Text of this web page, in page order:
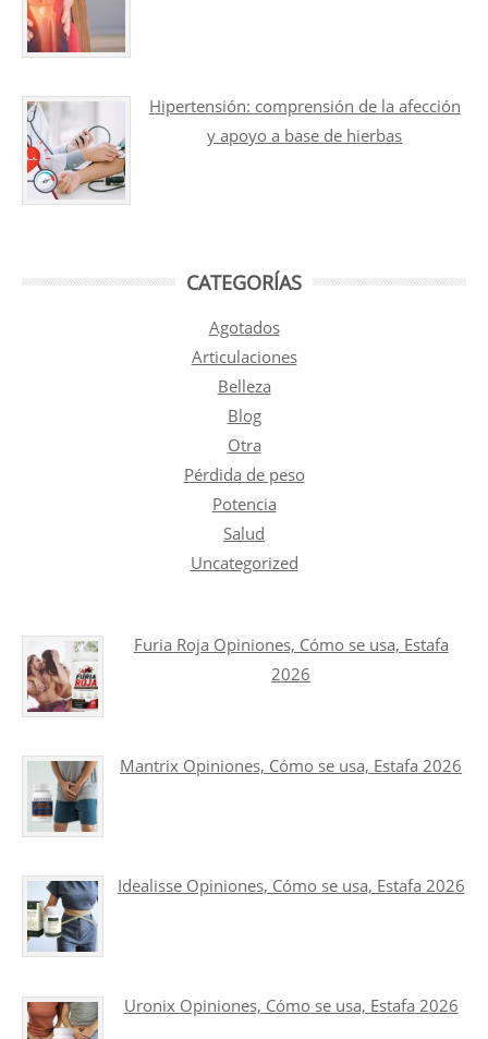
Hipertensión: comprensión de la afección
y apoyo a base de hierbas
CATEGORÍAS
Agotados
Articulaciones
Belleza
Blog
Otra
Pérdida de peso
Potencia
Salud
Uncategorized
Furia Roja Opiniones, Cómo se usa, Estafa
2026
Mantrix Opiniones, Cómo se usa, Estafa 2026
Idealisse Opiniones, Cómo se usa, Estafa 2026
Uronix Opiniones, Cómo se usa, Estafa 2026